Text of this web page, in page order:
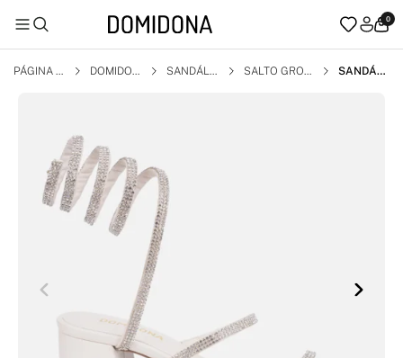
0
PÁGINA I
DOMIDON
SANDÁLI
SALTO GROS
SANDÁLI